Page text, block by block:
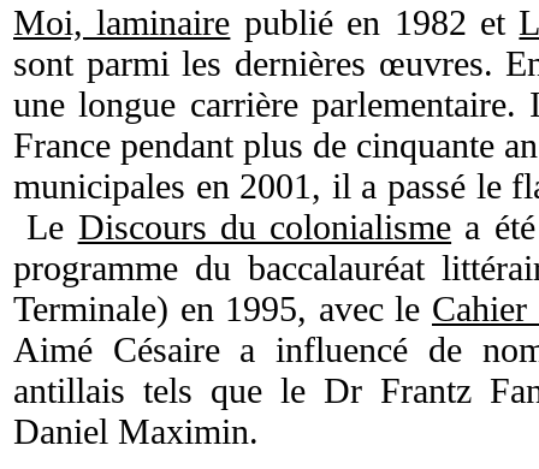
Moi, laminaire publié en 1982 et
sont parmi les dernières œuvres.
une longue carrière
France pendant plus de cinquante
municipales en 2001, il a passé le
Le Discours du colonialisme a
programme du baccalauréat
Terminale) en 1995, avec le Cahier
Aimé Césaire a influencé de
antillais tels que le Dr Frantz
Daniel Maximin.